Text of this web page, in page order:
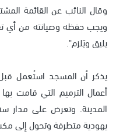
وقال النائب عن القائمة
ويجب حفظه وصيانته من أي
يليق ويَلزم".
يذكر أن المسجد استُعمل قبل
أعمال الترميم التي قامت
المدينة. وتعرض على مدار
يهودية متطرفة وتحول إلى